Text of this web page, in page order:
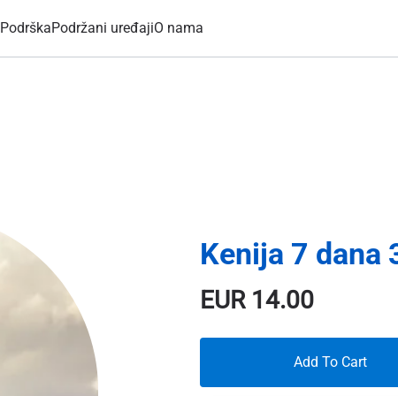
PodrškaPodržani uređajiO nama
Kenija 7 dana
EUR14.00
Add To Cart